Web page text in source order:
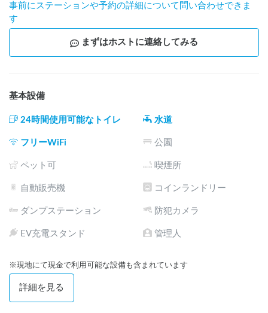
ご利用いただける施設：
校庭（駐車場）、BBQ棟（調理器具、食器、網、火バサミ、
トング）、移動式ピザ窯、五右衛門風呂（薪、水シャワー、
混合シャワー、シャンプー、コンディショナー、石鹸）、水
洗トイレ2ヶ所（校庭、体育館下）、体育館（卓球台あり）、
※五右衛門風呂にはタオル・ドライヤーはありませんので、
⚫︎ご利用いただけない施設（苗木作業場や老朽化による施設）
ご了承ください。⚫︎
《セルフチェックインシステム》
チェックインは14:00〜、チェックアウトは〜11:00
施設は管理人も不在の貸別荘スタイルとなります。
だきますが、道が狭く、バスコンの長さですとアクセス不可
となります。また、高さがある車両は木が覆っており、少し
事前にステーションや予約の詳細について問い合わせできま
す
まずはホストに連絡してみる
基本設備
24時間使用可能なトイレ 水道
フリーWiFi 公園
ペット可 喫煙所
自動販売機 コインランドリー
ダンプステーション 防犯カメラ
EV充電スタンド 管理人
※現地にて現金で利用可能な設備も含まれています
詳細を見る